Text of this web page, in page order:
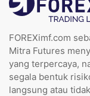
FOREXimf.com
Mitra Futures
yang terpercaya,
segala bentuk
langsung atau